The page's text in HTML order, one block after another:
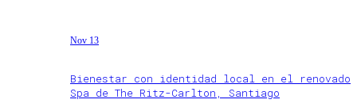
Nov 13
Bienestar con identidad local en el renovado
Spa de The Ritz-Carlton, Santiago